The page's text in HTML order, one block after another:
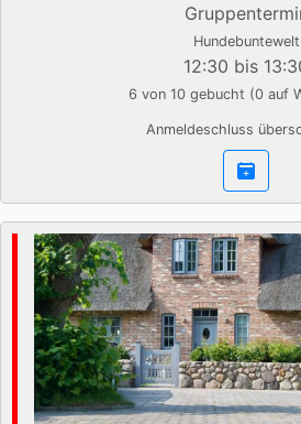
Hundebuntewelt
12:30 bis
6 von 10 gebucht (0 auf
Anmeldeschluss